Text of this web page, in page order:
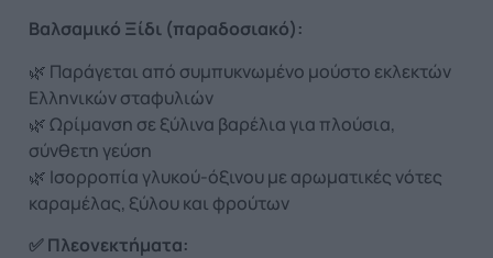
Βαλσαμικό Ξίδι (παραδοσιακό):
🌿 Παράγεται από συμπυκνωμένο μούστο εκλεκτών
Ελληνικών σταφυλιών
🌿 Ωρίμανση σε ξύλινα βαρέλια για πλούσια,
σύνθετη γεύση
🌿 Ισορροπία γλυκού-όξινου με αρωματικές νότες
καραμέλας, ξύλου και φρούτων
✅ Πλεονεκτήματα: